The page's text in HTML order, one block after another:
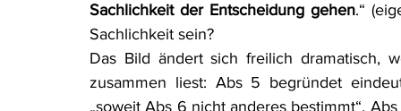
Sachlichkeit der Entscheidung gehen.“
Sachlichkeit sein?
Das Bild ändert sich freilich dramatisch,
zusammen liest: Abs 5 begründet
„soweit Abs 6 nicht anderes bestimmt“.